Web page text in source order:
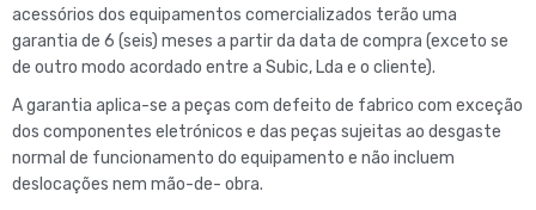
acessórios dos equipamentos comercializados terão uma
garantia de 6 (seis) meses a partir da data de compra (exceto se
de outro modo acordado entre a Subic, Lda e o cliente).
A garantia aplica-se a peças com defeito de fabrico com exceção
dos componentes eletrónicos e das peças sujeitas ao desgaste
normal de funcionamento do equipamento e não incluem
deslocações nem mão-de- obra.